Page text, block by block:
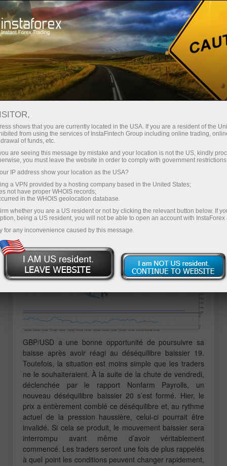
For Traders Forex Analytics
Analytical Reviews
Technical analysis
10.06.2026 06:04 PM
GBP/USD – Analyse Smart Money :
l’inflation américaine a été conforme
aux attentes mais n’a pas déclenché
de réaction significative du marché
GBP/USD a une bonne opportunité de poursuivre sa
baisse après avoir réagi au déséquilibre baissier 19.
Toutefois, la situation est moins simple que les traders
ne le souhaiteraient. À la suite de la chute de vendredi,
déclenchée par le rapport Nonfarm Payrolls, un
nouveau déséquilibre baissier 20 s’est formé. Hier, le
prix a entièrement comblé ce déséquilibre et, au rythme
actuel de la pression haussière, celui-ci pourrait être
invalidé. Si cela se produit, le mouvement baissier sera
interrompu avant même d’avoir véritablement
commencé. Les traders seront une fois de plus rappelés
à quel point les conditions peuvent changer rapidement,
shows that you are currently located in the USA. If you are a resident of the
from using the services of InstaFintech Group including online trading,
of funds, etc.
are seeing this message by mistake and your location is not the US, kindly
you must leave the website in order to comply with government
IP address show your location as the USA?
a VPN provided by a hosting company based in the United States;
not have proper WHOIS records;
in the WHOIS geolocation database.
whether you are a US resident or not by clicking the relevant button below. If
being a US resident, you will not be able to open an account with InstaForex
for any inconvenience caused by this message.